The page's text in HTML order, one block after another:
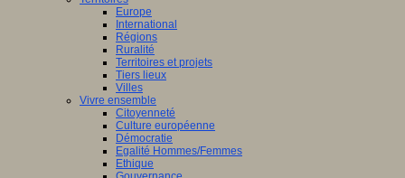
Europe
International
Régions
Ruralité
Territoires et projets
Tiers lieux
Villes
Vivre ensemble
Citoyenneté
Culture européenne
Démocratie
Egalité Hommes/Femmes
Ethique